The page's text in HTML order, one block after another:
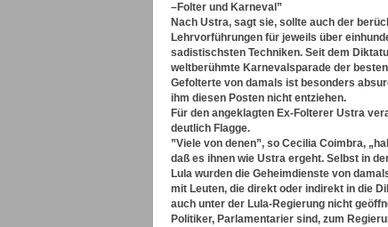
–Folter und Karneval”
Nach Ustra, sagt sie, sollte auch der
Lehrvorführungen für jeweils über
sadistischsten Techniken. Seit dem
weltberühmte Karnevalsparade der
Gefolterte von damals ist besonders
ihm diesen Posten nicht entziehen.
Für den angeklagten Ex-Folterer Ustra
deutlich Flagge.
”Viele von denen”, so Cecilia Coimbra,
daß es ihnen wie Ustra ergeht. Selbst in
Lula wurden die Geheimdienste von
mit Leuten, die direkt oder indirekt in die
auch unter der Lula-Regierung nicht
Politiker, Parlamentarier sind, zum